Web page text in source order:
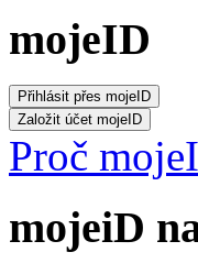
mojeID
Proč
mojeiD